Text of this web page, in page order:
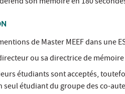
de Master MEEF dans une
ou sa directrice de mémoire
étudiants sont acceptés,
seul étudiant du groupe des co-